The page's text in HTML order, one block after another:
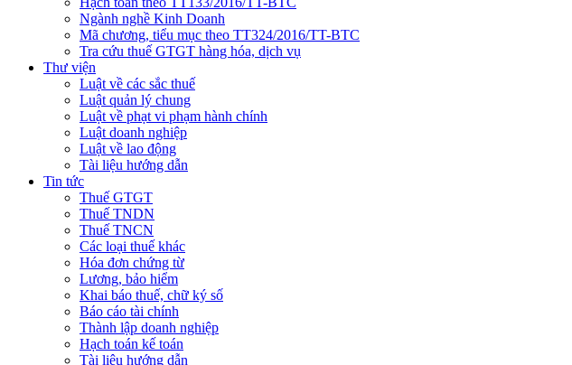
Ngành nghề Kinh Doanh
Mã chương, tiểu mục theo TT324/2016/TT-BTC
Tra cứu thuế GTGT hàng hóa, dịch vụ
Thư viện
Luật về các sắc thuế
Luật quản lý chung
Luật về phạt vi phạm hành chính
Luật doanh nghiệp
Luật về lao động
Tài liệu hướng dẫn
Tin tức
Thuế GTGT
Thuế TNDN
Thuế TNCN
Các loại thuế khác
Hóa đơn chứng từ
Lương, bảo hiểm
Khai báo thuế, chữ ký số
Báo cáo tài chính
Thành lập doanh nghiệp
Hạch toán kế toán
Tài liệu hướng dẫn